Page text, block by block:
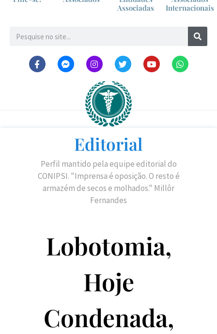
Associadas
Internacionais
Editorial
Perfil mantido pela equipe editorial do
CONIPSI. "Imprensa é oposição. O resto é
armazém de secos e molhados." Millôr
Fernandes
Lobotomia,
Hoje
Condenada,